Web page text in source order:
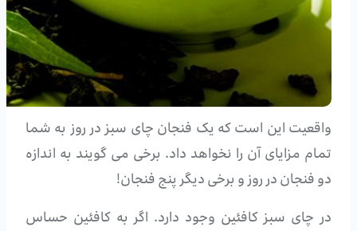
واقعیت این است که یک فنجان چای سبز در روز به شما
تمام مزایای آن را نخواهد داد. برخی می گویند به اندازه
دو فنجان در روز و برخی دیگر پنج فنجان!
در چای سبز کافئین وجود دارد. اگر به کافئین حساس